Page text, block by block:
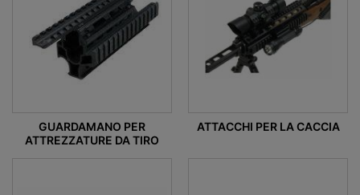
GUARDAMANO PER
ATTREZZATURE DA TIRO
ATTACCHI PER LA CACCIA